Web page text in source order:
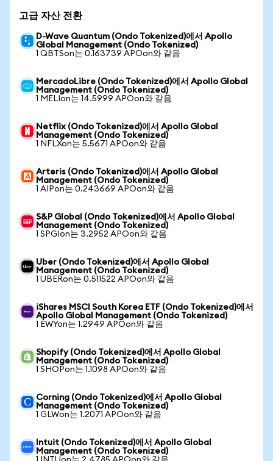
고급 자산 전환
D-Wave Quantum (Ondo Tokenized)에서 Apollo
Global Management (Ondo Tokenized)
1 QBTSon는 0.163739 APOon와 같음
MercadoLibre (Ondo Tokenized)에서 Apollo Global
Management (Ondo Tokenized)
1 MELIon는 14.5999 APOon와 같음
Netflix (Ondo Tokenized)에서 Apollo Global
Management (Ondo Tokenized)
1 NFLXon는 5.5671 APOon와 같음
Arteris (Ondo Tokenized)에서 Apollo Global
Management (Ondo Tokenized)
1 AIPon는 0.243669 APOon와 같음
S&P Global (Ondo Tokenized)에서 Apollo Global
Management (Ondo Tokenized)
1 SPGIon는 3.2952 APOon와 같음
Uber (Ondo Tokenized)에서 Apollo Global
Management (Ondo Tokenized)
1 UBERon는 0.511522 APOon와 같음
iShares MSCI South Korea ETF (Ondo Tokenized)에서
Apollo Global Management (Ondo Tokenized)
1 EWYon는 1.2949 APOon와 같음
Shopify (Ondo Tokenized)에서 Apollo Global
Management (Ondo Tokenized)
1 SHOPon는 1.1098 APOon와 같음
Corning (Ondo Tokenized)에서 Apollo Global
Management (Ondo Tokenized)
1 GLWon는 1.2071 APOon와 같음
Intuit (Ondo Tokenized)에서 Apollo Global
Management (Ondo Tokenized)